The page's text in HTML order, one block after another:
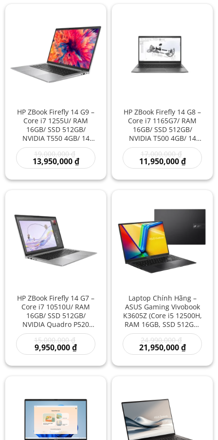
HP ZBook Firefly 14 G9 –
Core i7 1255U/ RAM
16GB/ SSD 512GB/
NVIDIA T550 4GB/ 14
inch – Laptop
Workstation Mỏng Nhẹ
Đồ Họa Kỹ Thuật
19,000,000₫
gốc
là:
19,000,000 ₫.
13,950,000₫Giá
hiện
là:
HP ZBook Firefly 14 G8 –
Core i7 1165G7/ RAM
16GB/ SSD 512GB/
NVIDIA T500 4GB/ 14
inch – Laptop
Workstation Mỏng Nhẹ
Đồ Họa Kỹ Thuật
17,000,000₫
gốc
là:
11,950,000₫Giá
hiện
là:
HP ZBook Firefly 14 G7 –
Core i7 10510U/ RAM
16GB/ SSD 512GB/
NVIDIA Quadro P520
4GB/ 14 inch – Laptop
Workstation Mỏng Nhẹ
Đồ Họa Kỹ Thuật
15,000,000₫
là:
15,000,000 ₫.
9,950,000₫Giá
hiện
là:
Laptop Chính Hãng –
ASUS Gaming Vivobook
K3605Z (Core i5 12500H,
RAM 16GB, SSD 512GB,
GPU NVIDIA GeForce
RTX 3050 4GB, 16 Inch
FHD) Mới Gia Rẻ –
Hiệu Năng Mạnh |
24,990,000₫
gốc
là:
21,950,000₫Giá
hiện
là: